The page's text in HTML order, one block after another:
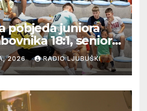
pobjeda juniora
18:1, seniori
u četvrtfinalu,
Crnopod u
Grljevići završili
2026 RADIO LJUBUŠKI